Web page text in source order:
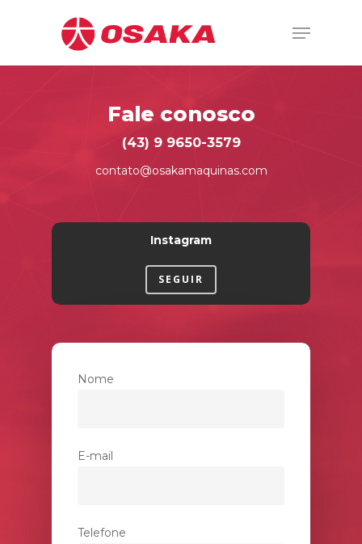
Hit enter to search or ESC to close
Fale conosco
(43) 9 9650-3579
contato@osakamaquinas.com
Instagram
SEGUIR
Nome
E-mail
Telefone